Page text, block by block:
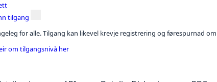
tilgang
for alle. Tilgang kan likevel krevje registrering og førespurnad
om tilgangsnivå her